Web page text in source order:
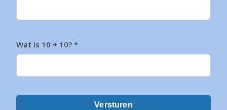
Wat is 10 + 10? *
Versturen